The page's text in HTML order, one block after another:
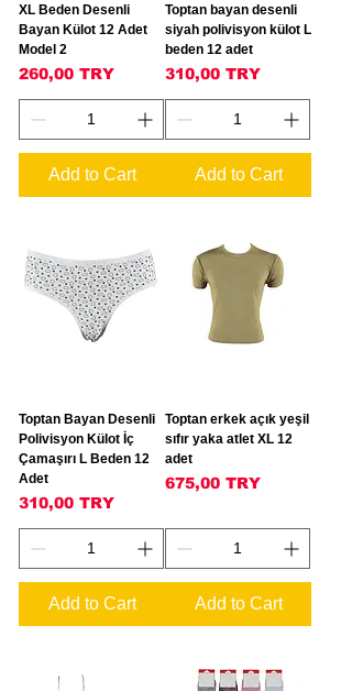
XL Beden Desenli
Bayan Külot 12 Adet
Model 2
Price
260,00 TRY
Add to Cart
Toptan bayan desenli
siyah polivisyon külot L
beden 12 adet
Price
310,00 TRY
Add to Cart
Toptan Bayan Desenli
Polivisyon Külot İç
Çamaşırı L Beden 12
Adet
Price
310,00 TRY
Add to Cart
Toptan erkek açık yeşil
sıfır yaka atlet XL 12
adet
Price
675,00 TRY
Add to Cart